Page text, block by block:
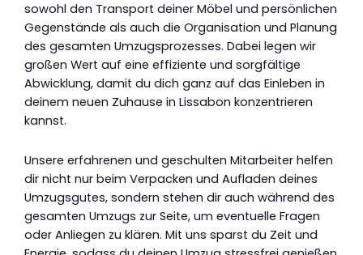
sowohl den Transport deiner Möbel und persönlichen
Gegenstände als auch die Organisation und Planung
des gesamten Umzugsprozesses. Dabei legen wir
großen Wert auf eine effiziente und sorgfältige
Abwicklung, damit du dich ganz auf das Einleben in
deinem neuen Zuhause in Lissabon konzentrieren
kannst.
Unsere erfahrenen und geschulten Mitarbeiter helfen
dir nicht nur beim Verpacken und Aufladen deines
Umzugsgutes, sondern stehen dir auch während des
gesamten Umzugs zur Seite, um eventuelle Fragen
oder Anliegen zu klären. Mit uns sparst du Zeit und